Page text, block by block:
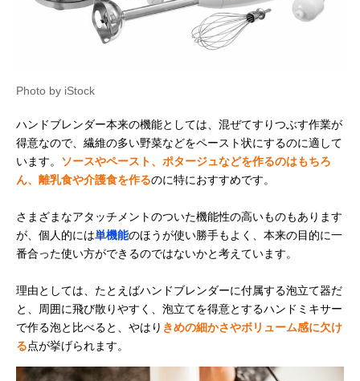
Photo by iStock
ハンドブレンダー本来の機能としては、混ぜてすりつぶす作業が
得意なので、繊維の多い野菜などをペースト状にするのに適して
います。
ソースやペースト、ポタージュなどを作るのはもちろ
ん、離乳食や介護食を作るのに特におすすめです。
さまざまなアタッチメントのついた機能性の高いものもあります
が、個人的には単機能のほうが使い勝手もよく、本来の目的に一
番合った使い方ができるのではないかと考えています。
理由としては、たとえばハンドブレンダーに付属する泡立て器だ
と、周囲に飛び散りやすく、泡立てを得意とするハンドミキサー
で作る泡と比べると、やはり きめの細かさやボリューム感に欠け
る点が挙げられます。